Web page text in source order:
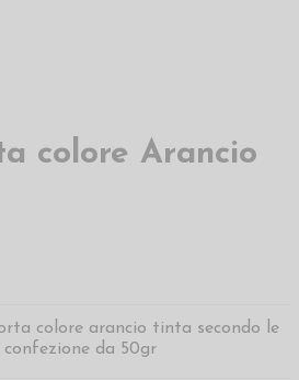
colore Arancio
colore arancio tinta secondo le
confezione da 50gr